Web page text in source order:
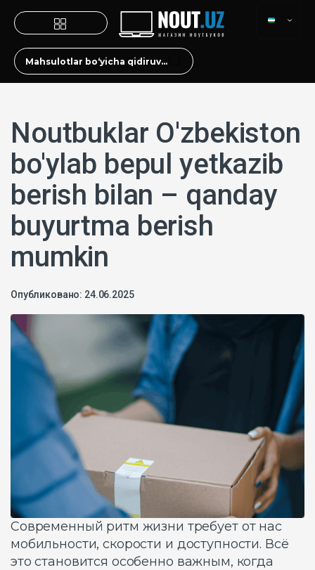
Noutbuklar O'zbekiston
bo'ylab bepul yetkazib
berish bilan – qanday
buyurtma berish
mumkin
Опубликовано: 24.06.2025
Современный ритм жизни требует от нас
мобильности, скорости и доступности. Всё
это становится особенно важным, когда